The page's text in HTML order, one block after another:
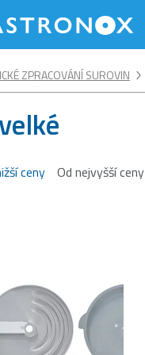
ZPRACOVÁNÍ SUROVIN
ceny Od nejvyšší ceny